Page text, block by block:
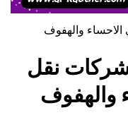
والهفوف
نقل
والهفوف